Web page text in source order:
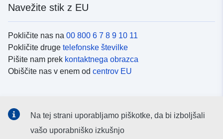
Navežite stik z EU
Pokličite nas na 00 800 6 7 8 9 10 11
Pokličite druge telefonske številke
Pišite nam prek kontaktnega obrazca
Obiščite nas v enem od centrov EU
Iskanje podružbenih medijih EU
Na tej strani uporabljamo piškotke, da bi izboljšali
vašo uporabniško izkušnjo